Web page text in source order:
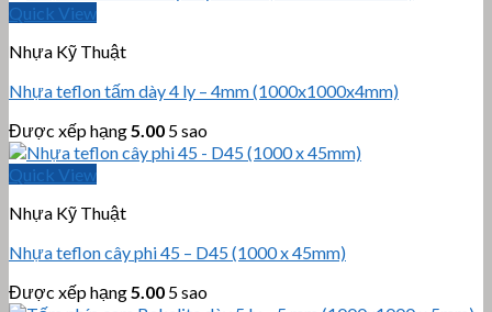
Quick View
Nhựa Kỹ Thuật
Nhựa teflon tấm dày 4 ly – 4mm (1000x1000x4mm)
Được xếp hạng 5.00 5 sao
Quick View
Nhựa Kỹ Thuật
Nhựa teflon cây phi 45 – D45 (1000 x 45mm)
Được xếp hạng 5.00 5 sao